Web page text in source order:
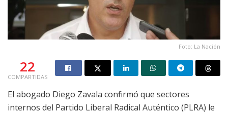
Foto: La Nación
22
COMPARTIDAS
El abogado Diego Zavala confirmó que sectores
internos del Partido Liberal Radical Auténtico (PLRA) le